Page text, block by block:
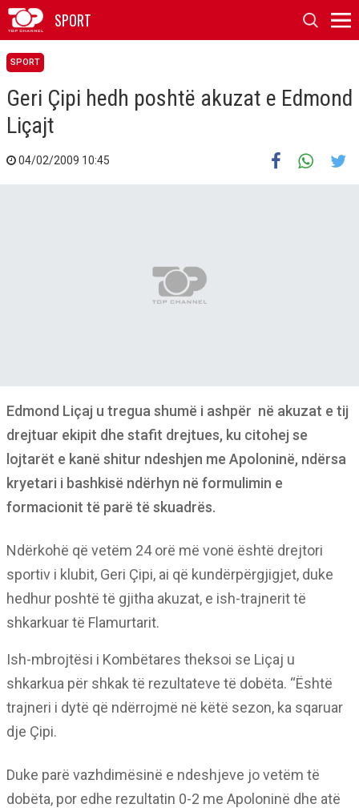
SPORT
SPORT
Geri Çipi hedh poshtë akuzat e Edmond
Liçajt
04/02/2009 10:45
Edmond Liçaj u tregua shumë i ashpër në akuzat e tij
drejtuar ekipit dhe stafit drejtues, ku citohej se
lojtarët e kanë shitur ndeshjen me Apoloninë, ndërsa
kryetari i bashkisë ndërhyn në formulimin e
formacionit të parë të skuadrës.
Ndërkohë që vetëm 24 orë më vonë është drejtori
sportiv i klubit, Geri Çipi, ai që kundërpërgjigjet, duke
hedhur poshtë të gjitha akuzat, e ish-trajnerit të
shkarkuar të Flamurtarit.
Ish-mbrojtësi i Kombëtares theksoi se Liçaj u
shkarkua për shkak të rezultateve të dobëta. “Është
trajneri i dytë që ndërrojmë në këtë sezon, ka sqaruar
dje Çipi.
Duke parë vazhdimësinë e ndeshjeve jo vetëm të
dobëta, por edhe rezultatin 0-2 me Apoloninë dhe atë